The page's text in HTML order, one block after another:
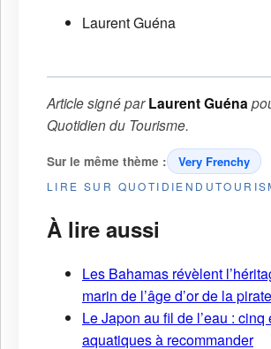
Laurent Guéna
Article signé parLaurent Guéna
Quotidien du Tourisme.
Sur le même thème : Very Frenchy
LIRE SUR
À lire aussi
Les Bahamas révèlent
marin de l’âge d’or de la
Le Japon au fil de l’eau :
aquatiques à recommander